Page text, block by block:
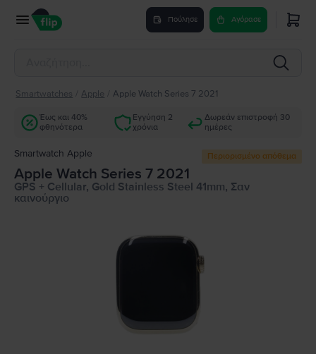
Πούλησε Αγόρασε
Smartwatches Apple Apple Watch Series 7 2021
Έως και 40%
φθηνότερα
Εγγύηση 2
χρόνια
Δωρεάν επιστροφή 30
ημέρες
Smartwatch Apple Περιορισμένο απόθεμα
Apple Watch Series 7 2021
GPS + Cellular, Gold Stainless Steel 41mm, Σαν
καινούργιο